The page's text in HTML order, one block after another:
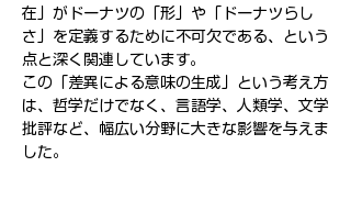
在」がドーナツの「形」や「ドーナツらし
さ」を定義するために不可欠である、という
点と深く関連しています。
この「差異による意味の生成」という考え方
は、哲学だけでなく、言語学、人類学、文学
批評など、幅広い分野に大きな影響を与えま
した。